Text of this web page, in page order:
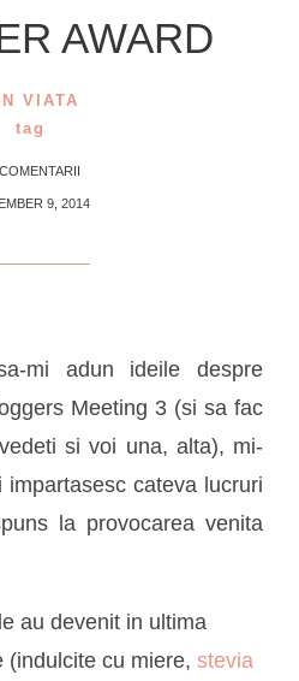
AWARD
VIATA
tag
9, 2014
mi adun ideile despre
Meeting 3 (si sa fac
si voi una, alta), mi-
cateva lucruri
la provocarea venita
au devenit in ultima
(indulcite cu miere, stevia